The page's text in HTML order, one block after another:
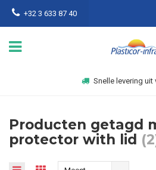
+32 3 633 87 40
Snelle levering uit
Producten getagd
protector with lid